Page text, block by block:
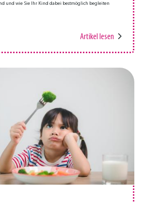
und wie Sie Ihr Kind dabei bestmöglich begleiten
Artikel lesen